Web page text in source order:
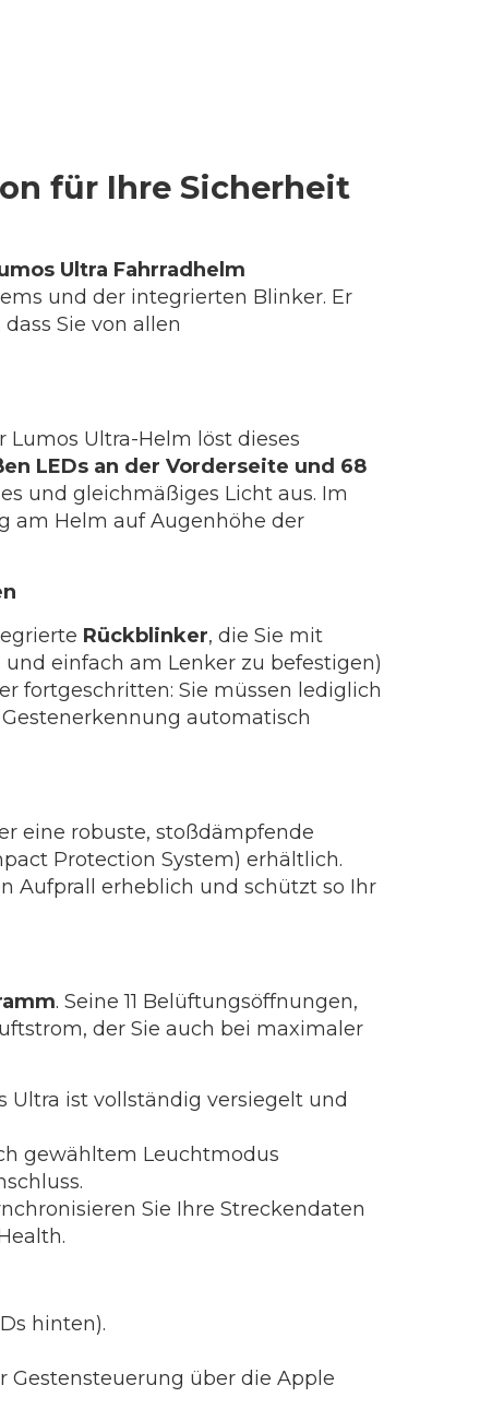
für Ihre Sicherheit
Ultra Fahrradhelm
und der integrierten Blinker. Er
Sie von allen
Ultra-Helm löst dieses
LEDs an der Vorderseite und 68
und gleichmäßiges Licht aus. Im
am Helm auf Augenhöhe der
Rückblinker, die Sie mit
einfach am Lenker zu befestigen)
fortgeschritten: Sie müssen lediglich
automatisch
eine robuste, stoßdämpfende
Protection System) erhältlich.
Aufprall erheblich und schützt so Ihr
. Seine 11 Belüftungsöffnungen,
der Sie auch bei maximaler
Ultra ist vollständig versiegelt und
gewähltem Leuchtmodus
Sie Ihre Streckendaten
hinten).
über die Apple